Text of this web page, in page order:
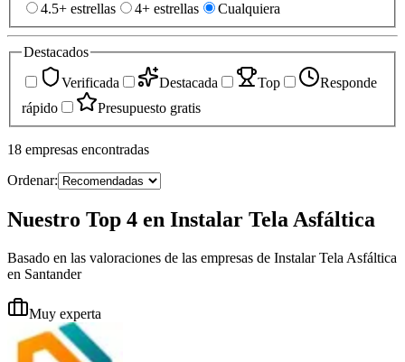
4.5+ estrellas
4+ estrellas Cualquiera
Destacados
Verificada
Destacada Top
Responde
rápido
Presupuesto gratis
18 empresas encontradas
Ordenar:
Nuestro Top 4 en Instalar Tela Asfáltica
Basado en las valoraciones de las empresas de Instalar Tela Asfáltica
en Santander
Muy experta